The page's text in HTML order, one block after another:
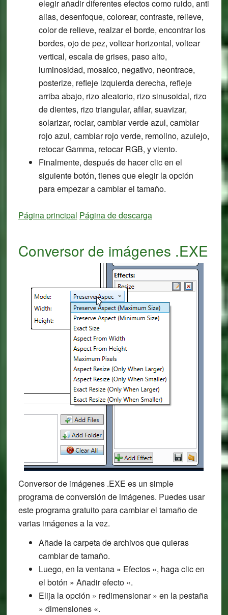
elegir añadir diferentes efectos como ruido, anti
alias, desenfoque, colorear, contraste, relieve,
color de relieve, realzar el borde, encontrar los
bordes, ojo de pez, voltear horizontal, voltear
vertical, escala de grises, paso alto,
luminosidad, mosaico, negativo, neontrace,
posterize, refleje izquierda derecha, refleje
arriba abajo, rizo aleatorio, rizo sinusoidal, rizo
de dientes, rizo triangular, afilar, suavizar,
solarizar, rociar, cambiar verde azul, cambiar
rojo azul, cambiar rojo verde, remolino, azulejo,
retocar Gamma, retocar RGB, y viento.
Finalmente, después de hacer clic en el
siguiente botón, tienes que elegir la opción
para empezar a cambiar el tamaño.
Página principal Página de descarga
Conversor de imágenes .EXE
Conversor de imágenes .EXE es un simple
programa de conversión de imágenes. Puedes usar
este programa gratuito para cambiar el tamaño de
varias imágenes a la vez.
Añade la carpeta de archivos que quieras
cambiar de tamaño.
Luego, en la ventana » Efectos «, haga clic en
el botón » Añadir efecto «.
Elija la opción » redimensionar » en la pestaña
» dimensiones «.